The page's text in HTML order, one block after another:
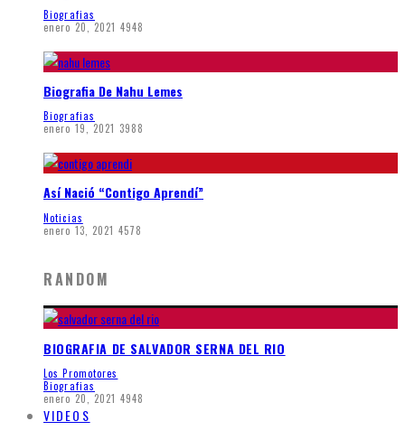
Biografias
enero 20, 2021 4948
Biografia De Nahu Lemes
Biografias
enero 19, 2021 3988
Así Nació “Contigo Aprendí”
Noticias
enero 13, 2021 4578
RANDOM
BIOGRAFIA DE SALVADOR SERNA DEL RIO
Los Promotores
Biografias
enero 20, 2021 4948
VIDEOS